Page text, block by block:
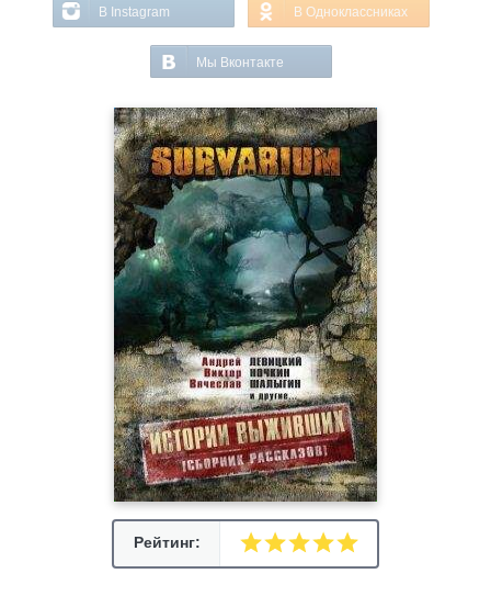
В Instagram В Одноклассниках
Мы Вконтакте
Рейтинг: